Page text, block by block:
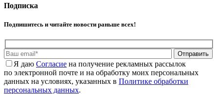
Подписка
Подпишитесь и читайте новости раньше всех!
Отправить
Я даю Cогласие на получение рекламных рассылок
по электронной почте и на обработку моих персональных
данных на условиях, указанных в Политике обработки
персональных данных.